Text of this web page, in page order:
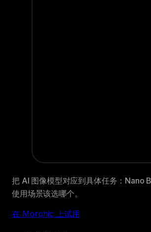
把 AI 图像模型对应到具体任务：Nano
使用场景该选哪个。
在 Morphic 上试用